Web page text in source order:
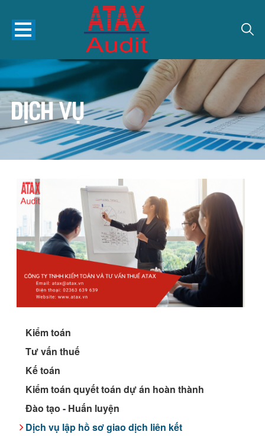
Dịch vụ
Kiểm toán
Tư vấn thuế
Kế toán
Kiểm toán quyết toán dự án hoàn thành
Đào tạo - Huấn luyện
Dịch vụ lập hồ sơ giao dịch liên kết